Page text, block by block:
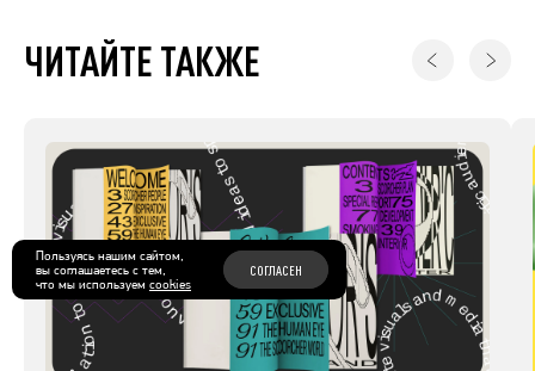
ЧИТАЙТЕ ТАКЖЕ
Пользуясь нашим сайтом,
вы соглашаетесь с тем,
что мы используем cookies
СОГЛАСЕН